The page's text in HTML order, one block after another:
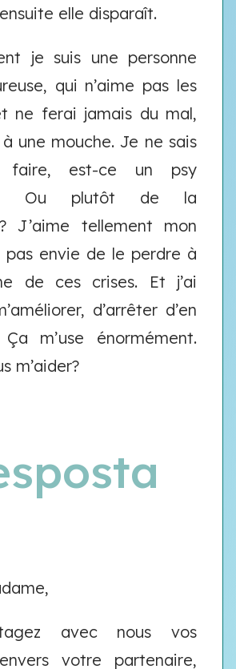
elle disparaît.
je suis une personne
qui n’aime pas les
ne ferai jamais du mal,
une mouche. Je ne sais
faire, est-ce un psy
Ou plutôt de la
J’aime tellement mon
pas envie de le perdre à
de ces crises. Et j’ai
d’arrêter d’en
m’use énormément.
m’aider?
avec nous vos
votre partenaire,